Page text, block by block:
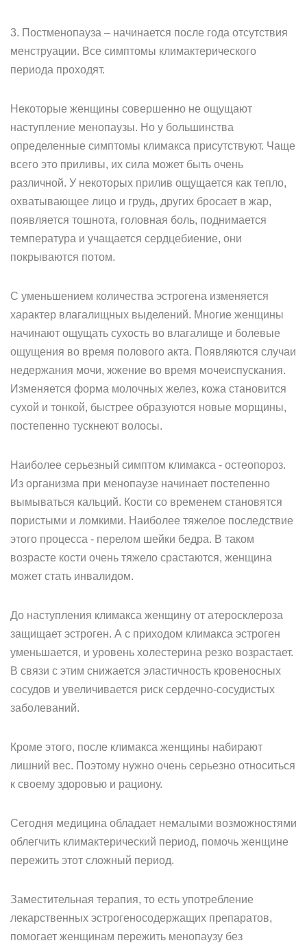
3. Постменопауза – начинается после года отсутствия
менструации. Все симптомы климактерического
периода проходят.
Некоторые женщины совершенно не ощущают
наступление менопаузы. Но у большинства
определенные симптомы климакса присутствуют. Чаще
всего это приливы, их сила может быть очень
различной. У некоторых прилив ощущается как тепло,
охватывающее лицо и грудь, других бросает в жар,
появляется тошнота, головная боль, поднимается
температура и учащается сердцебиение, они
покрываются потом.
С уменьшением количества эстрогена изменяется
характер влагалищных выделений. Многие женщины
начинают ощущать сухость во влагалище и болевые
ощущения во время полового акта. Появляются случаи
недержания мочи, жжение во время мочеиспускания.
Изменяется форма молочных желез, кожа становится
сухой и тонкой, быстрее образуются новые морщины,
постепенно тускнеют волосы.
Наиболее серьезный симптом климакса - остеопороз.
Из организма при менопаузе начинает постепенно
вымываться кальций. Кости со временем становятся
пористыми и ломкими. Наиболее тяжелое последствие
этого процесса - перелом шейки бедра. В таком
возрасте кости очень тяжело срастаются, женщина
может стать инвалидом.
До наступления климакса женщину от атеросклероза
защищает эстроген. А с приходом климакса эстроген
уменьшается, и уровень холестерина резко возрастает.
В связи с этим снижается эластичность кровеносных
сосудов и увеличивается риск сердечно-сосудистых
заболеваний.
Кроме этого, после климакса женщины набирают
лишний вес. Поэтому нужно очень серьезно относиться
к своему здоровью и рациону.
Сегодня медицина обладает немалыми возможностями
облегчить климактерический период, помочь женщине
пережить этот сложный период.
Заместительная терапия, то есть употребление
лекарственных эстрогеносодержащих препаратов,
помогает женщинам пережить менопаузу без